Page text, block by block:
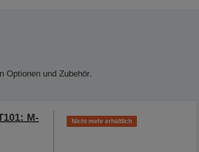
Optionen und Zubehör.
M-
Nicht mehr erhältlich